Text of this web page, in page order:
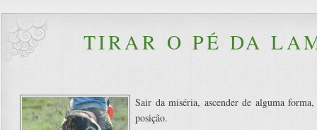
TIRAR O PÉ DA
Sair da miséria, ascender de alguma
posição.